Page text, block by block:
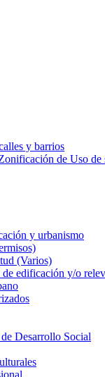
y barrios
de Uso de
y urbanismo
(Varios)
edificación y/o
Desarrollo Social